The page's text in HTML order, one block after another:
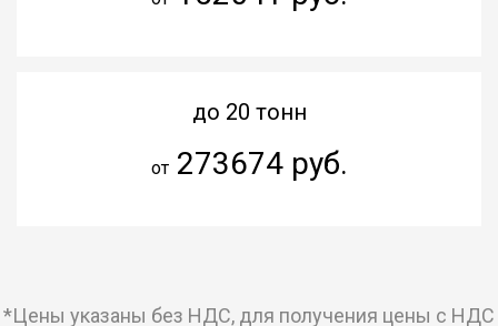
до 20 тонн
от273674 руб.
*Цены указаны без НДС, для получения цены с НДС